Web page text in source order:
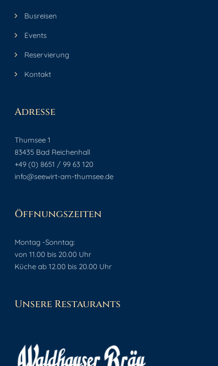
Busreisen
Events
Reservierung
Kontakt
Adresse
Thumsee 1
83435 Bad Reichenhall
+49 (0) 8651 / 99 63 120
info@seewirt-am-thumsee.de
Öffnungszeiten
Montag -Sonntag:
von 11.00 bis 20.00 Uhr
Küche ab 12.00 bis 20.00 Uhr
Unsere Restaurants